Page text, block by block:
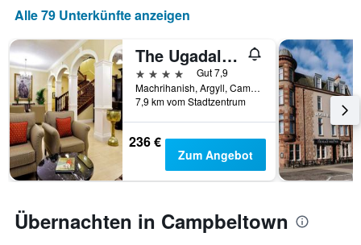
1
X-
Achse,
die
die
Wochentage
anzeigt.
Das
Diagramm
hat
1
Y-
den
Alle 79 Unterkünfte anzeigen
The Ugadale Hotel
4 Sterne
Gut 7,9
Machrihanish, Argyll, Campbeltown, Großbritannien
7,9 km vom Stadtzentrum
236 €
Zum Angebot
Übernachten in Campbeltown